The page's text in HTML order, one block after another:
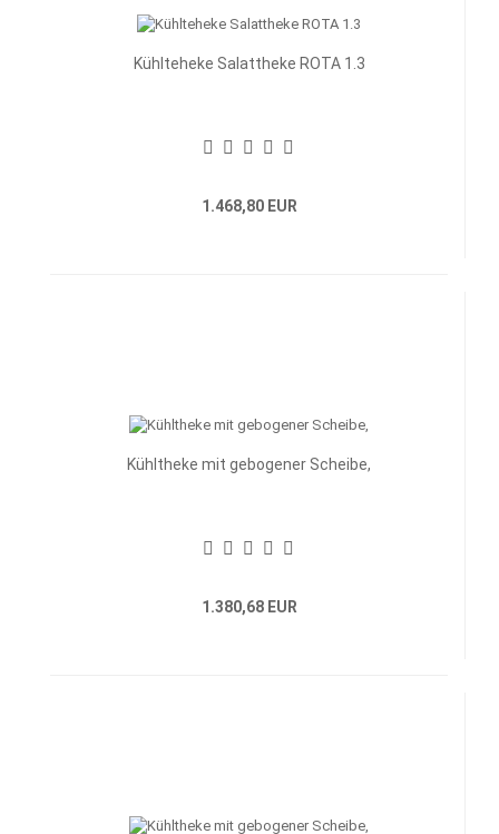
Kühlteheke Salattheke ROTA 1.3
1.468,80 EUR
Kühltheke mit gebogener Scheibe,
1.380,68 EUR